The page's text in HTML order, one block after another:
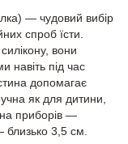
— чудовий вибір
спроб їсти.
вони
навіть під час
допомагає
як для дитини,
приборів —
близько 3,5 см.